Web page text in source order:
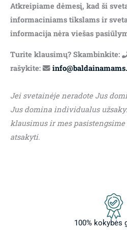
Atkreipiame dėmesį, kad ši
informaciniams tikslams ir
informacija nėra viešas
Turite klausimų? Skambinkite:
rašykite:
Jei svetainėje neradote Jus
Jus domina individualus
klausimus ir mes
atsakyti.
100% kokybės